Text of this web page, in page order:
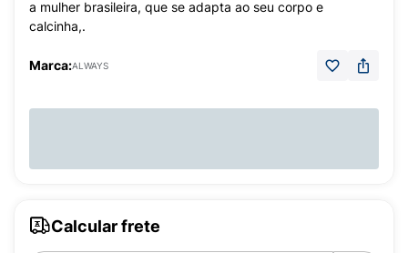
a mulher brasileira, que se adapta ao seu corpo e
calcinha,.
Marca:ALWAYS
Calcular frete